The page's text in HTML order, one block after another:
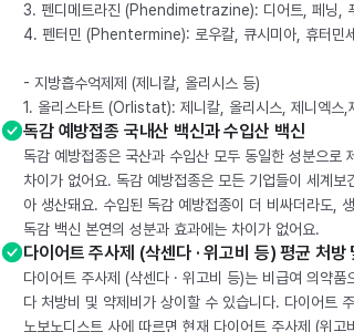
3. 펜디메트라진 (Phendimetrazine): 디어트, 페닝,
4. 펜터민 (Phentermine): 로우칼, 큐시미아, 휴터민
- 지방흡수억제제 (제니칼, 올리시스 등)
1. 올리스타트 (Orlistat): 제니칼, 올리시스, 제니엑스,
독감 예방접종 국내산 백신과 수입산 백신
독감 예방접종은 국산과 수입산 모두 동일한 성분으로
차이가 없어요. 독감 예방접종은 모든 기업들이 세계보
아 생산돼요. 수입된 독감 예방접종이 더 비싸더라도,
독감 백신 본연의 성분과 효과에는 차이가 없어요.
다이어트 주사제 (삭센다 · 위고비 등) 평균 처방
다이어트 주사제 (삭센다 · 위고비 등)는 비급여 의약
다 처방비 및 약제비가 상이할 수 있습니다. 다이어트
노보노디스트 사에 따르면 현재 다이어트 주사제 (위